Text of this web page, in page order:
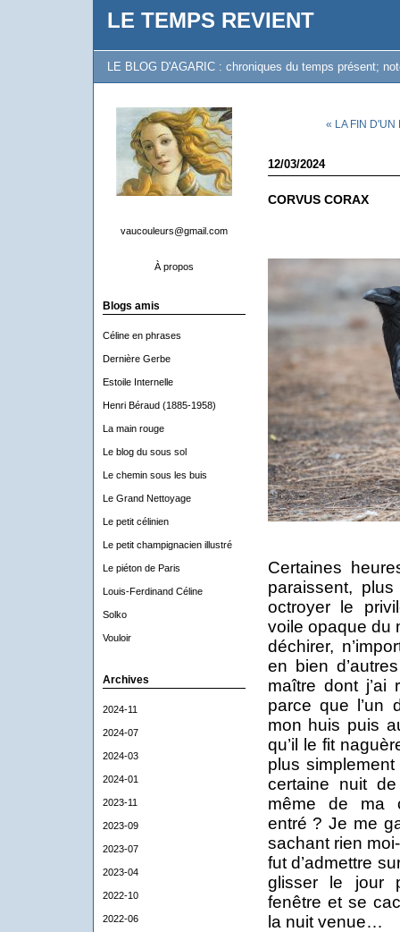
LE TEMPS REVIENT
LE BLOG D'AGARIC : chroniques du temps présent;
vaucouleurs@gmail.com
À propos
Blogs amis
Céline en phrases
Dernière Gerbe
Estoile Internelle
Henri Béraud (1885-1958)
La main rouge
Le blog du sous sol
Le chemin sous les buis
Le Grand Nettoyage
Le petit célinien
Le petit champignacien illustré
Le piéton de Paris
Louis-Ferdinand Céline
Solko
Vouloir
Archives
2024-11
2024-07
2024-03
2024-01
2023-11
2023-09
2023-07
2023-04
2022-10
2022-06
« LA FIN D'UN
12/03/2024
CORVUS CORAX
Certaines
paraissent,
octroyer le
voile opaque du
déchirer,
en bien
maître dont
parce que l’un
mon huis puis
qu’il le fit
plus
certaine nuit
même de ma
entré ? Je me
sachant rien
fut d’admettre
glisser le jour
fenêtre et se
la nuit venue…